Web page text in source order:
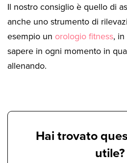
Il nostro consiglio è quello di
anche uno strumento di
esempio un orologio fitness,
sapere in ogni momento in
allenando.
Hai trovato
utile?